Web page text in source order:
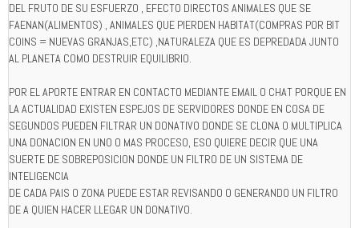
DEL FRUTO DE SU ESFUERZO , EFECTO DIRECTOS ANIMALES QUE SE
FAENAN(ALIMENTOS) , ANIMALES QUE PIERDEN HABITAT(COMPRAS POR BIT
COINS = NUEVAS GRANJAS,ETC) ,NATURALEZA QUE ES DEPREDADA JUNTO
AL PLANETA COMO DESTRUIR EQUILIBRIO.
POR EL APORTE ENTRAR EN CONTACTO MEDIANTE EMAIL O CHAT PORQUE EN
LA ACTUALIDAD EXISTEN ESPEJOS DE SERVIDORES DONDE EN COSA DE
SEGUNDOS PUEDEN FILTRAR UN DONATIVO DONDE SE CLONA O MULTIPLICA
UNA DONACION EN UNO O MAS PROCESO, ESO QUIERE DECIR QUE UNA
SUERTE DE SOBREPOSICION DONDE UN FILTRO DE UN SISTEMA DE
INTELIGENCIA
DE CADA PAIS O ZONA PUEDE ESTAR REVISANDO O GENERANDO UN FILTRO
DE A QUIEN HACER LLEGAR UN DONATIVO.